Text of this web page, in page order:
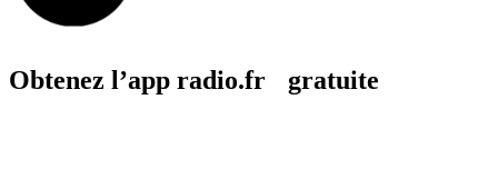
Obtenez l’app radio.fr gratuite